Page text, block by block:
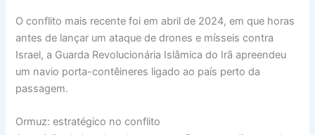
O conflito mais recente foi em abril de 2024, em que horas
antes de lançar um ataque de drones e mísseis contra
Israel, a Guarda Revolucionária Islâmica do Irã apreendeu
um navio porta-contêineres ligado ao país perto da
passagem.
Ormuz: estratégico no conflito